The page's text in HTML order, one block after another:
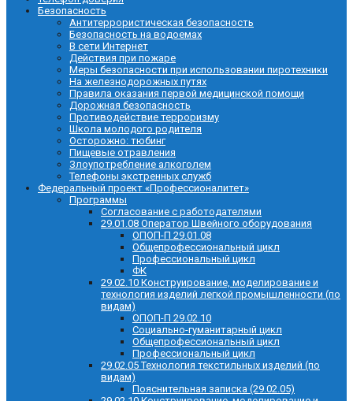
Безопасность
Антитеррористическая безопасность
Безопасность на водоемах
В сети Интернет
Действия при пожаре
Меры безопасности при использовании пиротехники
На железнодорожных путях
Правила оказания первой медицинской помощи
Дорожная безопасность
Противодействие терроризму
Школа молодого родителя
Осторожно: тюбинг
Пищевые отравления
Злоупотребление алкоголем
Телефоны экстренных служб
Федеральный проект «Профессионалитет»
Программы
Согласование с работодателями
29.01.08 Оператор Швейного оборудования
ОПОП-П 29.01.08
Общепрофессиональный цикл
Профессиональный цикл
ФК
29.02.10 Конструирование, моделирование и
технология изделий легкой промышленности (по
видам)
ОПОП-П 29.02.10
Социально-гуманитарный цикл
Общепрофессиональный цикл
Профессиональный цикл
29.02.05 Технология текстильных изделий (по
видам)
Пояснительная записка (29.02.05)